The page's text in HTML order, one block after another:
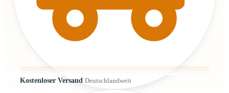
Kostenloser Versand Deutschlandweit